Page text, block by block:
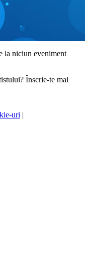
la niciun eveniment
Înscrie-te mai
uri |